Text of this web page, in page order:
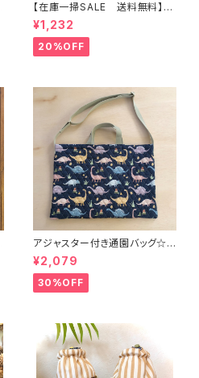
【在庫一掃SALE 送料無料】再
販/上靴入れ☆27×22マチ6cm
☆【ピーチ柄】 ★US.49 上履き
袋 上靴袋 桃 キルティング 裏
地付き ｜通園通学用のかわい
¥1,232
20%OFF
アジャスター付き通園バッグ☆3
0×43cm 【恐竜柄】 ★B. 13 男
の子 キルティング 絵本バッ
グ ダイナソー ｜通園通学用
のかわいい巾着袋や入園オーダ
¥2,079
30%OFF